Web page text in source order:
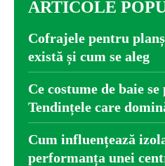
ARTICOLE
Cofrajele pentru
există și cum se aleg
Ce costume de baie
Tendințele care
Cum influențează
performanța unei